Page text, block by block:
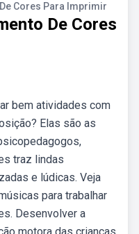
Cores Para Imprimir
De Cores
bem atividades com
Elas são as
traz lindas
e lúdicas. Veja
para trabalhar
Desenvolver a